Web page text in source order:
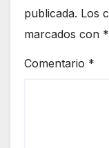
publicada. Los
marcados con *
Comentario *